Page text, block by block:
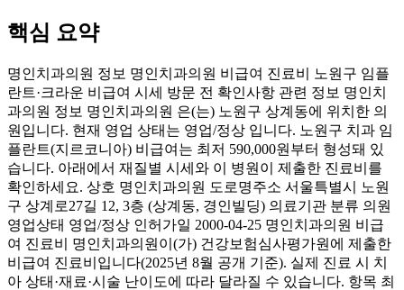
핵심 요약
명인치과의원 정보 명인치과의원 비급여 진료비 노원구 임플
란트·크라운 비급여 시세 방문 전 확인사항 관련 정보 명인치
과의원 정보 명인치과의원 은(는) 노원구 상계동에 위치한 의
원입니다. 현재 영업 상태는 영업/정상 입니다. 노원구 치과 임
플란트(지르코니아) 비급여는 최저 590,000원부터 형성돼 있
습니다. 아래에서 재질별 시세와 이 병원이 제출한 진료비를
확인하세요. 상호 명인치과의원 도로명주소 서울특별시 노원
구 상계로27길 12, 3층 (상계동, 경인빌딩) 의료기관 분류 의원
영업상태 영업/정상 인허가일 2000-04-25 명인치과의원 비급
여 진료비 명인치과의원이(가) 건강보험심사평가원에 제출한
비급여 진료비입니다(2025년 8월 공개 기준). 실제 진료 시 치
아 상태·재료·시술 난이도에 따라 달라질 수 있습니다. 항목 최